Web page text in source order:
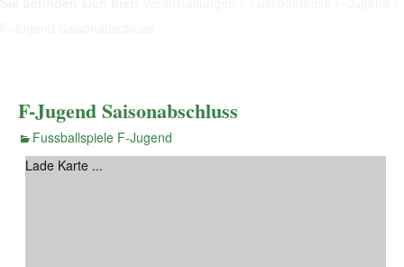
F-Jugend Saisonabschluss
Fussballspiele F-Jugend
Lade Karte ...